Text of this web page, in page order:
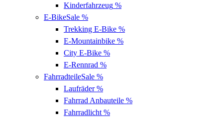
Kinderfahrzeug %
E-BikeSale %
Trekking E-Bike %
E-Mountainbike %
City E-Bike %
E-Rennrad %
FahrradteileSale %
Laufräder%
Fahrrad Anbauteile %
Fahrradlicht %